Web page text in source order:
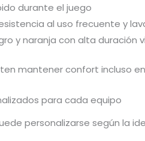
durante el juego
al uso frecuente y
y naranja con alta duración
mantener confort incluso
para cada equipo
personalizarse según la